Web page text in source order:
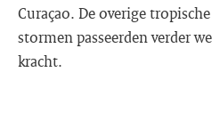
Curaçao. De overige
stormen passeerden verder
kracht.